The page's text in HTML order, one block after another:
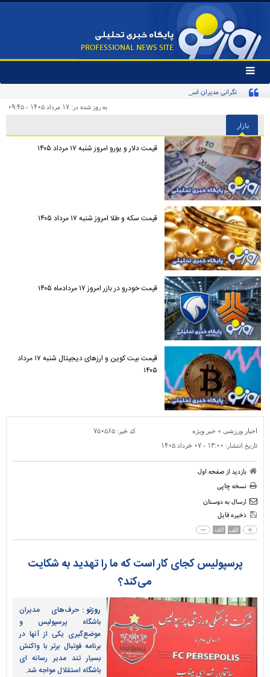
تغییر
وضعیت
منوی
ها
نگرانی مدیران استقلال از هشدار آسانی
به روز شده در: ۱۷ مرداد ۱۴۰۵ - ۰۹:۴۵
بازار
قیمت دلار و یورو امروز شنبه ۱۷ مرداد ۱۴۰۵
قیمت سکه و طلا امروز شنبه ۱۷ مرداد ۱۴۰۵
قیمت خودرو در بازر امروز ۱۷ مردادماه ۱۴۰۵
قیمت بیت کوین و ارز‌های دیجیتال شنبه ۱۷ مرداد
۱۴۰۵
اخبار ورزشی » خبر ویژه کد خبر: ۷۵۰۵۶۵
تاریخ انتشار: ۱۳:۰۰ - ۰۷ خرداد ۱۴۰۵
بازدید از صفحه اول
نسخه چاپی
ارسال به دوستان
ذخیره فایل
الف الف
پرسپولیس کجای کار است که ما را تهدید به شکایت
می‌کند؟
روزنو : حرف‌های مدیران
باشگاه پرسپولیس و
موضع‌گیری یکی از آنها در
برنامه فوتبال برتر با واکنش
بسیار تند مدیر رسانه ای
باشگاه استقلال مواجه شد.